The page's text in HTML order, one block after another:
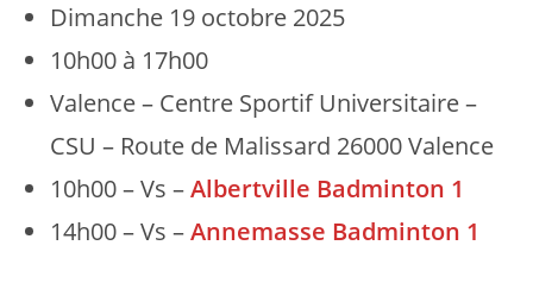
Dimanche 19 octobre 2025
10h00 à 17h00
Valence – Centre Sportif Universitaire –
CSU – Route de Malissard 26000 Valence
10h00 – Vs –Albertville Badminton 1
14h00 – Vs –Annemasse Badminton 1